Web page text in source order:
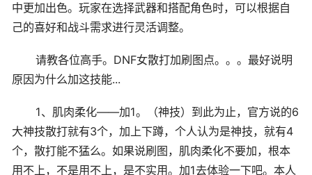
中更加出色。玩家在选择武器和搭配角色时，可以根据自
己的喜好和战斗需求进行灵活调整。
请教各位高手。DNF女散打加刷图点。。。最好说明
原因为什么加这技能...
1、肌肉柔化——加1。（神技）到此为止，官方说的6
大神技散打就有3个，加上下蹲，个人认为是神技，就有4
个，散打能不猛么。如果说刷图，肌肉柔化不要加，根本
用不上，不是用不上，是不实用。加1去体验一下吧。本人